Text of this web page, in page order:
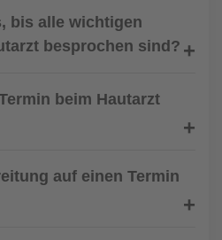
bis alle wichtigen
besprochen sind?
beim Hautarzt
auf einen Termin